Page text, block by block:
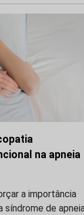
na apneia
a importância
síndrome de